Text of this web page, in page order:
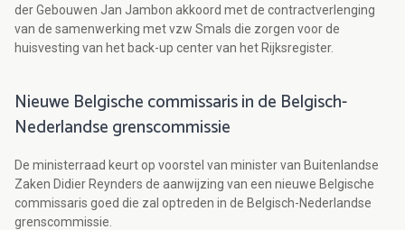
der Gebouwen Jan Jambon akkoord met de contractverlenging
van de samenwerking met vzw Smals die zorgen voor de
huisvesting van het back-up center van het Rijksregister.
Nieuwe Belgische commissaris in de Belgisch-
Nederlandse grenscommissie
De ministerraad keurt op voorstel van minister van Buitenlandse
Zaken Didier Reynders de aanwijzing van een nieuwe Belgische
commissaris goed die zal optreden in de Belgisch-Nederlandse
grenscommissie.